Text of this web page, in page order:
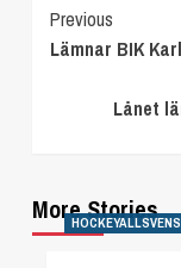
Continue
Reading
Previous
Lämnar BIK
Lånet
More Stories